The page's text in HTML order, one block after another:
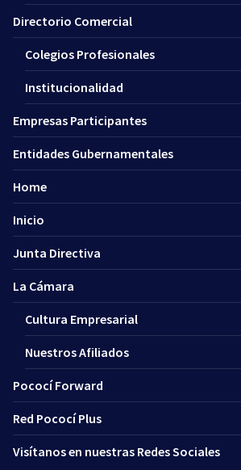
Directorio Comercial
Colegios Profesionales
Institucionalidad
Empresas Participantes
Entidades Gubernamentales
Home
Inicio
Junta Directiva
La Cámara
Cultura Empresarial
Nuestros Afiliados
Pococí Forward
Red Pococí Plus
Visítanos en nuestras Redes Sociales